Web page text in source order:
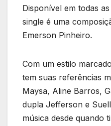
Disponível em todas
single é uma
Emerson Pinheiro.
Com um estilo
tem suas referências
Maysa, Aline Barros,
dupla Jefferson e
música desde quando